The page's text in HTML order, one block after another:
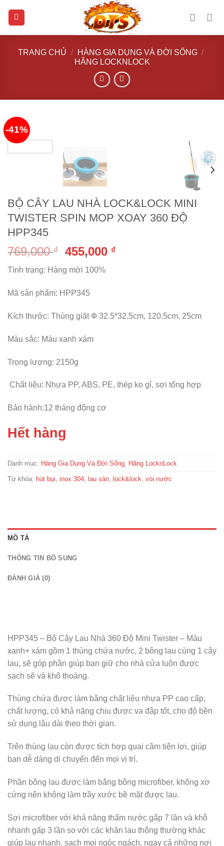
TRANG CHỦ / HÀNG GIA DỤNG VÀ ĐỜI SỐNG /
HÃNG LOCKNLOCK
-41%
BỘ CÂY LAU NHÀ LOCK&LOCK MINI
TWISTER SPIN MOP XOAY 360 ĐỘ
HPP345
769,000₫ 455,000 ₫
Tình trạng: Hàng mới 100%
Mã sản phẩm: HPP345
Kích thước: Thùng giặt Ф 32.5*32.5cm, 120.5cm, 25cm
Màu sắc: Màu xanh xám
Trọng lượng: 2150g
Chất liệu: Nhựa PP, ABS, PE, thép ko gỉ, sợi tổng hợp
Bảo hành:12 tháng động cơ
Hết hàng
Danh mục: Hàng Gia Dụng Và Đời Sống Hãng LocknLock
Từ khóa: hút bụi inox 304 lau sàn lock&lock vòi nước
MÔ TẢ
THÔNG TIN BỔ SUNG
ĐÁNH GIÁ (0)
HPP345 – Bộ Cây Lau Nhà 360 Độ Mini Twister – Màu
xanh+ xám gồm 1 thùng chứa nước, 2 bông lau cùng 1 cây
lau, sẽ góp phần giúp bạn giữ cho nhà cửa luôn được
sạch sẽ và khô thoáng.
Thùng chứa được làm bằng chất liệu nhựa PP cao cấp,
chất lượng, có khả năng chịu được va đập tốt, cho độ bền
sử dụng lâu dài theo thời gian.
Trên thùng lau còn được tích hợp quai cầm tiện lợi, giúp
bạn dễ dàng di chuyển đến mọi vị trí.
Phần bông lau được làm bằng bông microfiber, không xơ
cứng nên không làm trầy xước bề mặt được lau.
Sợi microfiber với khả năng thấm nước gấp 7 lần và khô
nhanh gấp 3 lần so với các khăn lau thông thường khác
giúp lau nhanh, sạch mọi ngóc ngách, ngay cả những nơi